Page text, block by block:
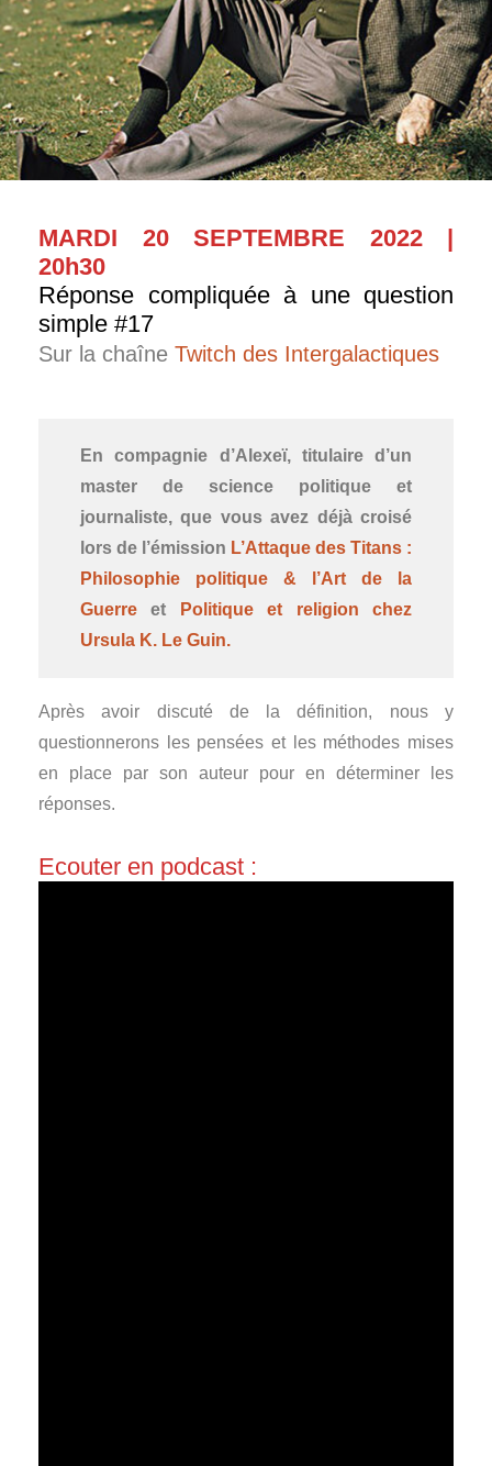
MARDI 20 SEPTEMBRE 2022 |
20h30
Réponse compliquée à une question
simple #17
Sur la chaîne Twitch des Intergalactiques
En compagnie d’Alexeï, titulaire d’un
master de science politique et
journaliste, que vous avez déjà croisé
lors de l’émission L’Attaque des Titans :
Philosophie politique & l’Art de la
Guerre et
Politique et religion chez
Ursula K. Le Guin.
Après avoir discuté de la définition, nous y
questionnerons les pensées et les méthodes mises
en place par son auteur pour en déterminer les
réponses.
Ecouter en podcast :